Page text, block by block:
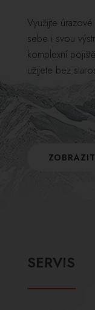
Využijte
sebe i svou
komplexní
užijete bez
SERVIS